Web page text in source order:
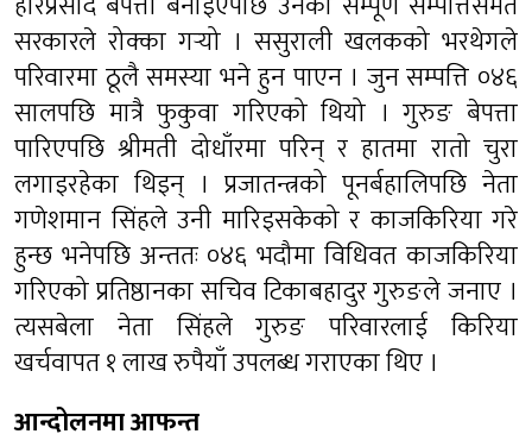
सरकारले रोक्का गर्‍यो । ससुराली खलकको भरथेगले
परिवारमा ठूलै समस्या भने हुन पाएन । जुन सम्पत्ति ०४६
सालपछि मात्रै फुकुवा गरिएको थियो । गुरुङ बेपत्ता
पारिएपछि श्रीमती दोधाँरमा परिन् र हातमा रातो चुरा
लगाइरहेका थिइन् । प्रजातन्त्रको पूनर्बहालिपछि नेता
गणेशमान सिंहले उनी मारिइसकेको र काजकिरिया गरे
हुन्छ भनेपछि अन्ततः ०४६ भदौमा विधिवत काजकिरिया
गरिएको प्रतिष्ठानका सचिव टिकाबहादुर गुरुङले जनाए ।
त्यसबेला नेता सिंहले गुरुङ परिवारलाई किरिया
खर्चवापत १ लाख रुपैयाँ उपलब्ध गराएका थिए ।
आन्दोलनमा आफन्त